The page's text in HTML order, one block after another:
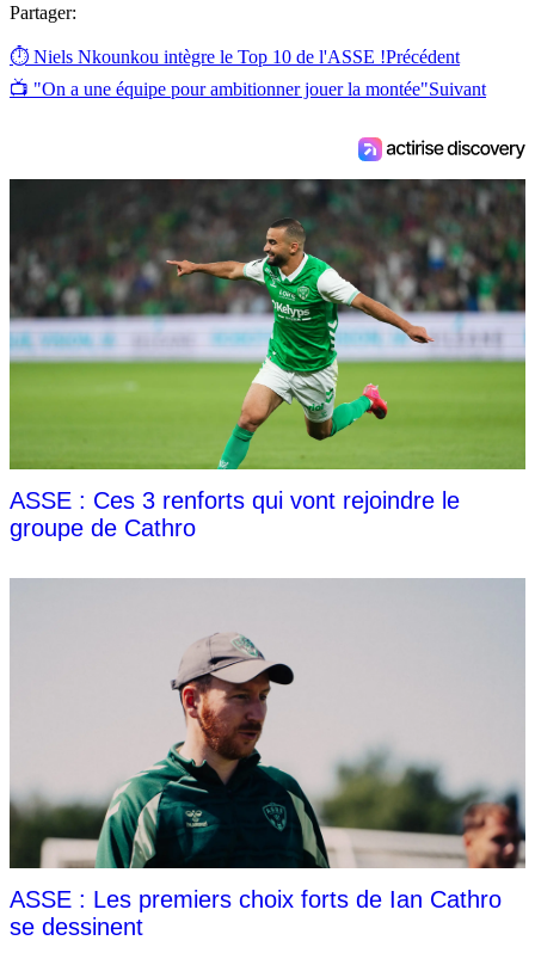
Partager:
⏱️ Niels Nkounkou intègre le Top 10 de l'ASSE !Précédent
📺 "On a une équipe pour ambitionner jouer la montée"Suivant
ASSE : Ces 3 renforts qui vont rejoindre le
groupe de Cathro
ASSE : Les premiers choix forts de Ian Cathro
se dessinent